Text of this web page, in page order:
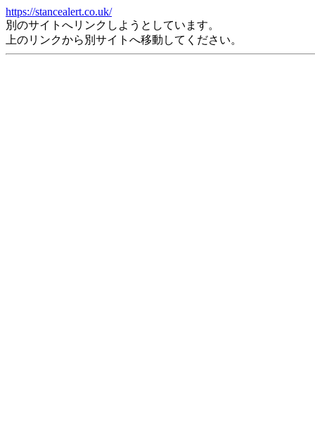
https://stancealert.co.uk/
別のサイトへリンクしようとしています。
上のリンクから別サイトへ移動してください。